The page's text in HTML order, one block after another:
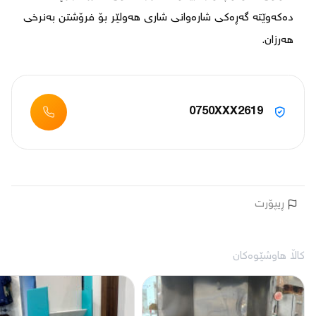
هەرزان.
0750XXX2619
ڕیپۆرت
کاڵا هاوشێوەکان